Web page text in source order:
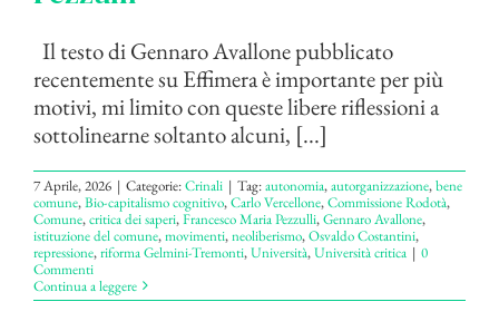
Il testo di Gennaro Avallone pubblicato
recentemente su Effimera è importante per più
motivi, mi limito con queste libere riflessioni a
sottolinearne soltanto alcuni, [...]
7 Aprile, 2026 | Categorie:Crinali | Tag:autonomia,autorganizzazione,bene
comune,Bio-capitalismo cognitivo,Carlo Vercellone,Commissione Rodotà,
Comune,critica dei saperi,Francesco Maria Pezzulli,Gennaro Avallone,
istituzione del comune,movimenti,neoliberismo,Osvaldo Costantini,
repressione,riforma Gelmini-Tremonti,Università,Università critica | 0
Commenti
Continua a leggere